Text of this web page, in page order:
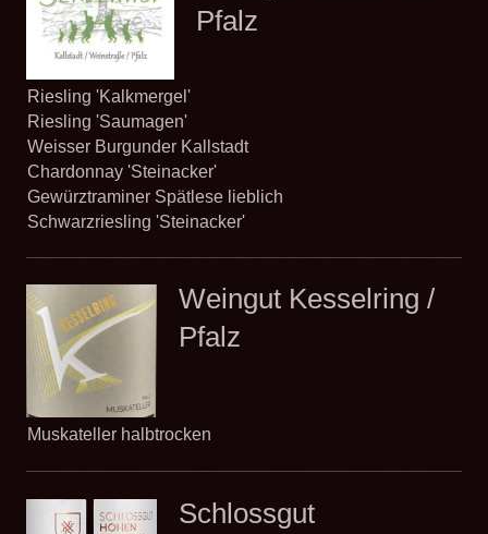
Pfalz
Riesling 'Kalkmergel'
Riesling 'Saumagen'
Weisser Burgunder Kallstadt
Chardonnay 'Steinacker'
Gewürztraminer Spätlese lieblich
Schwarzriesling 'Steinacker'
Weingut Kesselring /
Pfalz
Muskateller halbtrocken
Schlossgut